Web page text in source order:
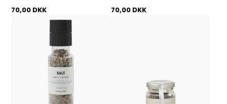
70,00 DKK 70,00 DKK